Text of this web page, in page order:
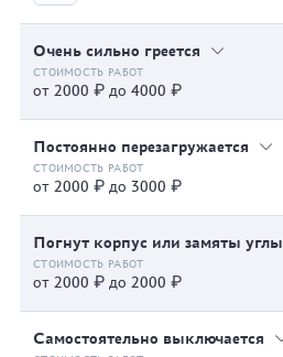
Очень сильно греется
от 2000 ₽ до 4000 ₽
Постоянно перезагружается
от 2000 ₽ до 3000 ₽
Погнут корпус или замяты углы
от 2000 ₽ до 2000 ₽
Самостоятельно выключается